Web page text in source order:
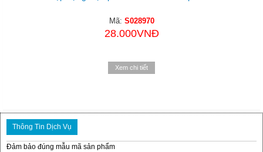
Mã: S028970
28.000VNĐ
Xem chi tiết
Thông Tin Dịch Vụ
Đảm bảo đúng mẫu mã sản phẩm